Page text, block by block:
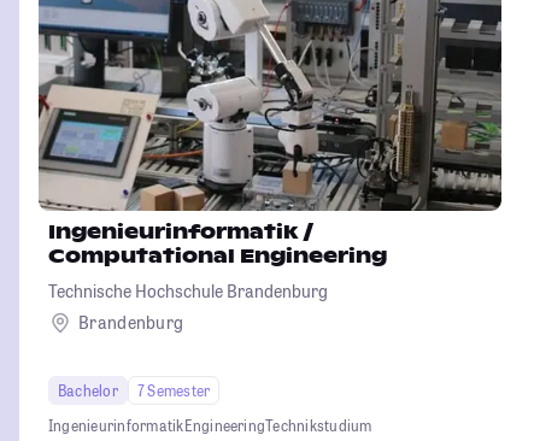
Ingenieurinformatik /
Computational Engineering
Technische Hochschule Brandenburg
Brandenburg
Bachelor
7 Semester
IngenieurinformatikEngineeringTechnikstudium